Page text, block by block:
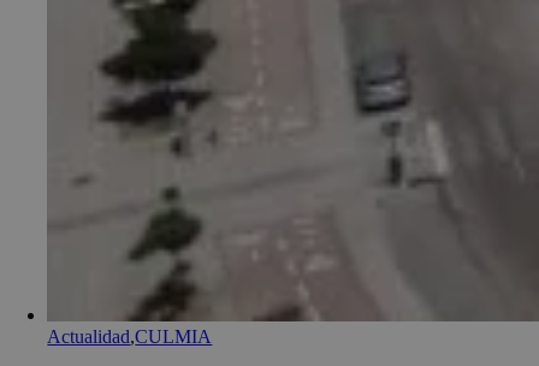
Actualidad,CULMIA